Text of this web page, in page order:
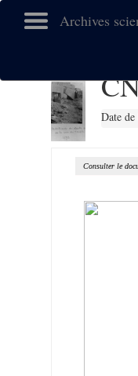
Archives
Date
Consulter le